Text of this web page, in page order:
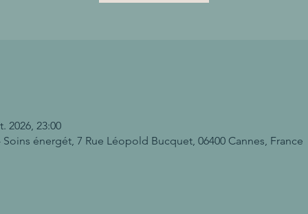
2026, 23:00
énergét, 7 Rue Léopold Bucquet, 06400 Cannes, France